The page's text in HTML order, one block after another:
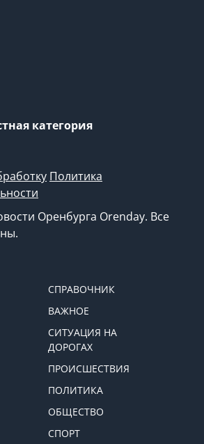
категория
Политика
Оренбурга Orenday. Все
СПРАВОЧНИК
ВАЖНОЕ
СИТУАЦИЯ НА
ДОРОГАХ
ПРОИСШЕСТВИЯ
ПОЛИТИКА
ОБЩЕСТВО
СПОРТ